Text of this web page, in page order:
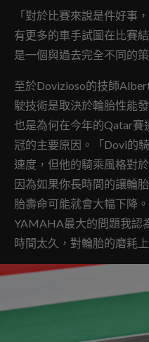
「對於比賽來說是件好事
有更多的車手試圖在比賽
是一個與過去完全不同的
至於Dovizioso的技師
駛技術是取決於輪胎性能
也是為何在今年的Qatar賽
冠的主要原因。「Dovi的
速度，但他的騎乘風格對
因為如果你長時間的讓輪
胎壽命可能就會大幅下降
YAMAHA最大的問題我認
時間太久，對輪胎的磨耗上